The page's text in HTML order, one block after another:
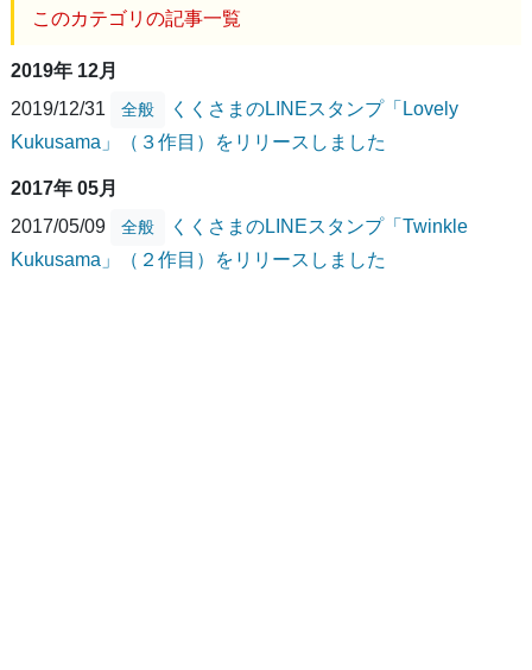
このカテゴリの記事一覧
2019年 12月
2019/12/31
全般
くくさまのLINEスタンプ「Lovely
Kukusama」（３作目）をリリースしました
2017年 05月
2017/05/09
全般
くくさまのLINEスタンプ「Twinkle
Kukusama」（２作目）をリリースしました